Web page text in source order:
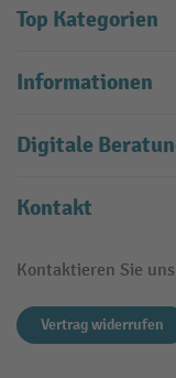
Top Kategorien
Informationen
Digitale
Kontakt
Kontaktieren Sie
Vertrag widerrufen